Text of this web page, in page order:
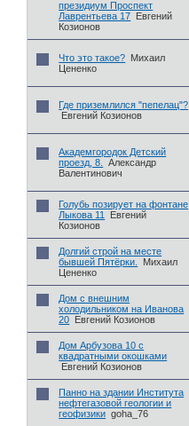
президиум Проспект
Лаврентьева 17 Евгений
Козионов
Что это такое? Михаил
Цененко
Где приземлился "пепелац"?
Евгений Козионов
Академгородок Детский
проезд, 8.
Александр
Валентинович
Голубь позирует на фонтане
Лыкова 11
Евгений
Козионов
Долгий строй на месте
бывшей Пятёрки.
Михаил
Цененко
Дом с внешним
холодильником на Иванова
20 Евгений Козионов
Дом Арбузова 10 с
квадратными окошками
Евгений Козионов
Панно на здании Института
нефтегазовой геологии и
геофизики goha_76